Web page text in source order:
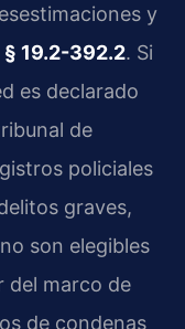
y
§ 19.2-392.2. Si
es declarado
de
policiales
graves,
son elegibles
del marco de
de condenas